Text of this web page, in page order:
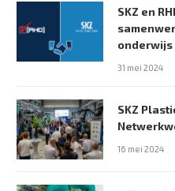
SKZ en
onderwijs
31 mei 2024
SKZ
16 mei 2024